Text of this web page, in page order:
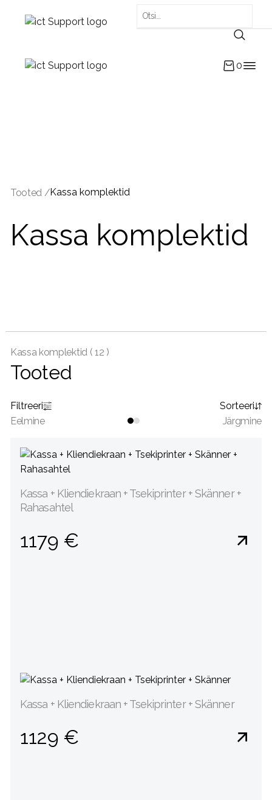
0
Tooted /Kassa komplektid
Kassa komplektid
Kassa komplektid ( 12 )
Tooted
Filtreeri
Sorteeri
Eelmine
Järgmine
Kassa + Kliendiekraan + Tsekiprinter + Skänner +
Rahasahtel
1179 €
Kassa + Kliendiekraan + Tsekiprinter + Skänner
1129 €